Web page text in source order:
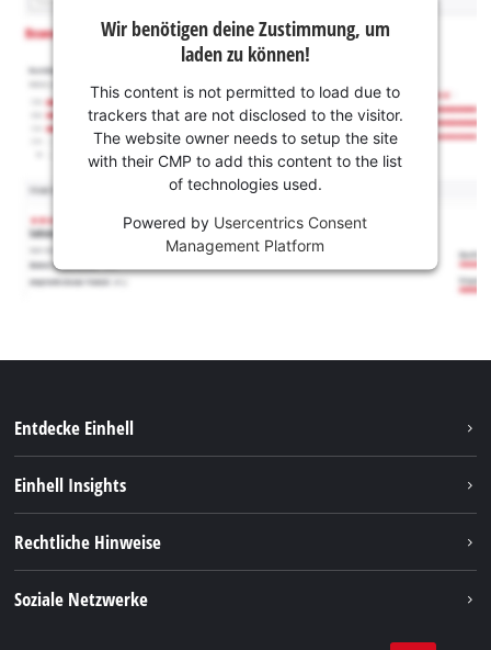
Wir benötigen deine Zustimmung, um
laden zu können!
This content is not permitted to load due to
trackers that are not disclosed to the visitor.
The website owner needs to setup the site
with their CMP to add this content to the list
of technologies used.
Powered by Usercentrics Consent
Management Platform
Entdecke Einhell
Akkusystem
Einhell Insights
Rechtliche Hinweise
Soziale Netzwerke